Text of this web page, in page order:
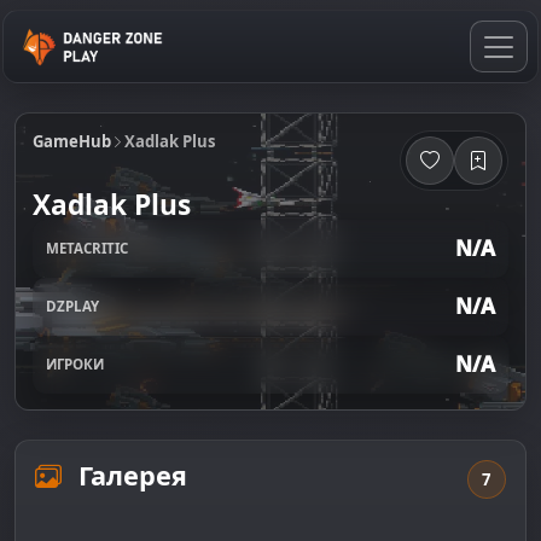
GameHub Xadlak Plus
Xadlak Plus
METACRITIC N/A
DZPLAY N/A
ИГРОКИ N/A
Галерея 7